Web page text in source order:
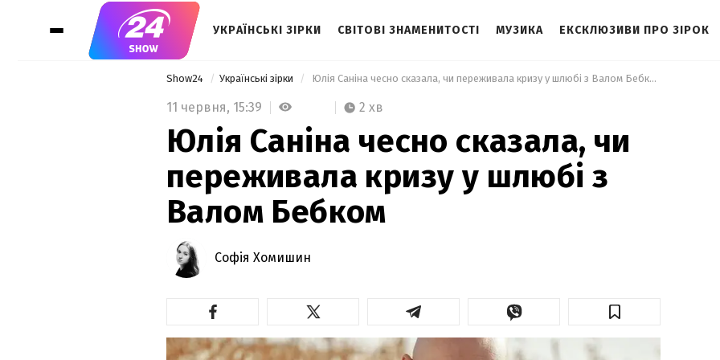
УКРАЇНСЬКІ ЗІРКИ СВІТОВІ ЗНАМЕНИТОСТІ МУЗИКА ЕКСКЛЮЗИВИ ПРО ЗІРОК
Show24 Українські зірки Юлія Саніна чесно сказала, чи переживала кризу у шлюбі з Валом Бебком
11 червня, 15:39 2 хв
Юлія Саніна чесно сказала, чи
переживала кризу у шлюбі з
Валом Бебком
Софія Хомишин